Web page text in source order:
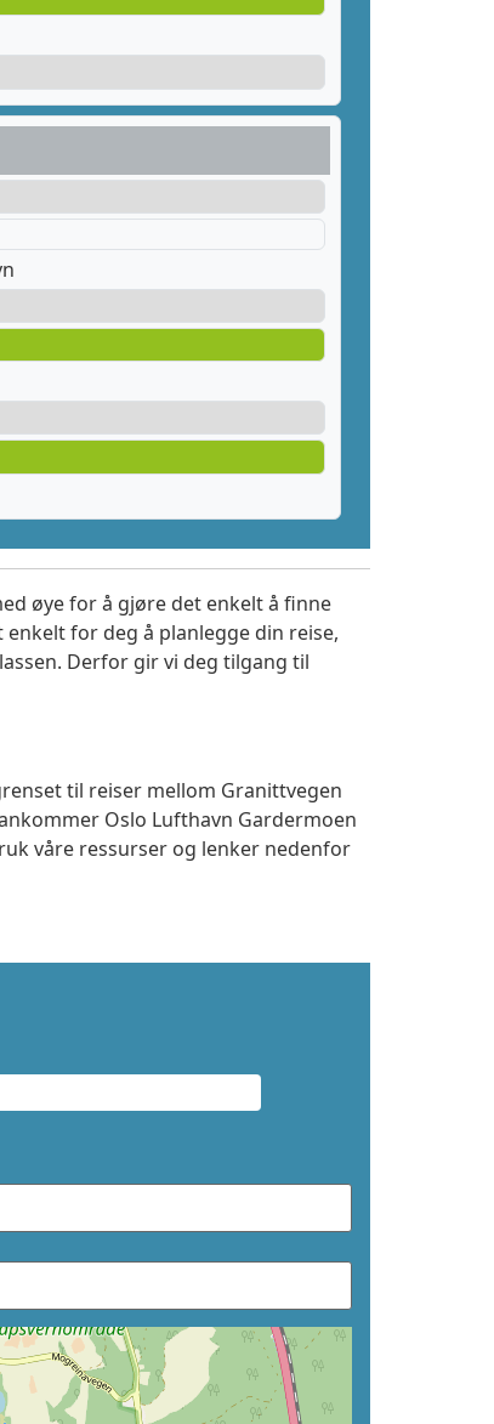
øye for å gjøre det enkelt å finne
for deg å planlegge din reise,
Derfor gir vi deg tilgang til
til reiser mellom Granittvegen
Oslo Lufthavn Gardermoen
våre ressurser og lenker nedenfor